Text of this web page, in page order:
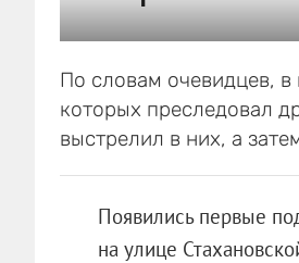
По словам очевидцев,
которых преследовал
выстрелил в них, а
Появились первые
на улице